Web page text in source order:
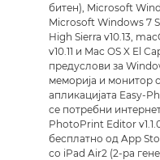
битен), Microsoft
Microsoft Windows 7
High Sierra v10.13,
v10.11 и Mac OS X El
предуслови за
меморија и монитор
апликацијата Easy-
се потребни
PhotoPrint Editor
бесплатно од App
со iPad Air2 (2-ра